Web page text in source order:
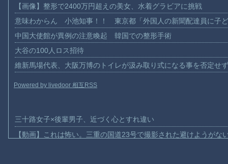
【画像】整形で2400万円超えの美女、水着グラビアに挑戦
意味わからん 小池知事！！ 東京都「外国人の新聞配達員に子
中国大使館が異例の注意喚起 韓国での整形手術
大谷の100人ロス招待
維新馬場代表、大阪万博のトイレが汲み取り式になる事を否定せ
Powered by livedoor 相互RSS
三十路女子×後輩男子、近づく心とすれ違い
【動画】これは怖い。三重の国道23号で撮影された避けようがな